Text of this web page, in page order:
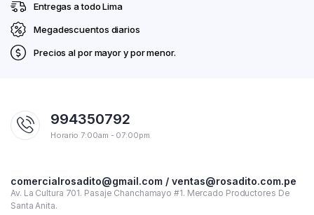
Entregas a todo Lima
Megadescuentos diarios
Precios al por mayor y por menor.
994350792
Horario 7:00am - 07:00pm
comercialrosadito@gmail.com / ventas@rosadito.com.pe
Av. La Cultura 701. Pasaje Chanchamayo #1. Mercado Productores De
Santa Anita.